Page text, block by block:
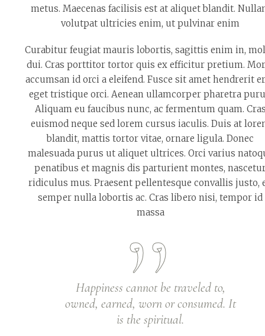
metus. Maecenas facilisis est at aliquet blandit.
volutpat ultricies enim, ut pulvinar enim
Curabitur feugiat mauris lobortis, sagittis enim in,
dui. Cras porttitor tortor quis ex efficitur pretium.
accumsan id orci a eleifend. Fusce sit amet hendrerit
eget tristique orci. Aenean ullamcorper pharetra
Aliquam eu faucibus nunc, ac fermentum quam.
euismod neque sed lorem cursus iaculis. Duis at
blandit, mattis tortor vitae, ornare ligula. Donec
malesuada purus ut aliquet ultrices. Orci varius
penatibus et magnis dis parturient montes,
ridiculus mus. Praesent pellentesque convallis justo,
semper nulla lobortis ac. Cras libero nisi, tempor id
massa
Happiness cannot be traveled to,
owned, earned, worn or consumed. It
is the spiritual.